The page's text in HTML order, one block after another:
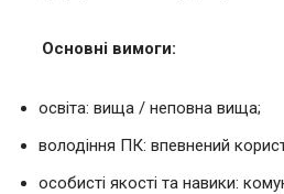
Основні вимоги:
освіта: вища / неповна вища;
володіння ПК: впевнений
особисті якості та навики: